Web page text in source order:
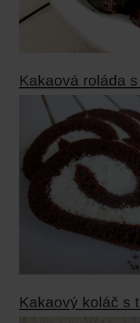
Kakaová roláda
Kakaový koláč s